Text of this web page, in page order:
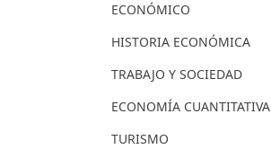
ECONÓMICO
HISTORIA ECONÓMICA
TRABAJO Y SOCIEDAD
ECONOMÍA CUANTITATIVA
TURISMO